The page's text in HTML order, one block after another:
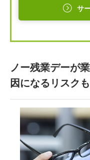
サ
ノー残業デーが
因になるリスク